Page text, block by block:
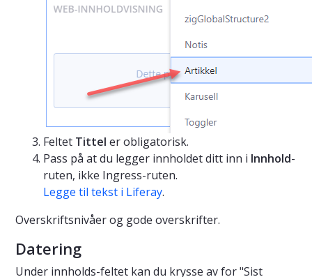
Feltet Tittel er obligatorisk.
Pass på at du legger innholdet ditt inn i Innhold-
ruten, ikke Ingress-ruten.
Legge til tekst i Liferay.
Overskriftsnivåer og gode overskrifter.
Datering
Under innholds-feltet kan du krysse av for "Sist